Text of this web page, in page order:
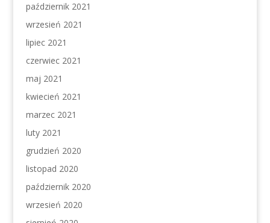
październik 2021
wrzesień 2021
lipiec 2021
czerwiec 2021
maj 2021
kwiecień 2021
marzec 2021
luty 2021
grudzień 2020
listopad 2020
październik 2020
wrzesień 2020